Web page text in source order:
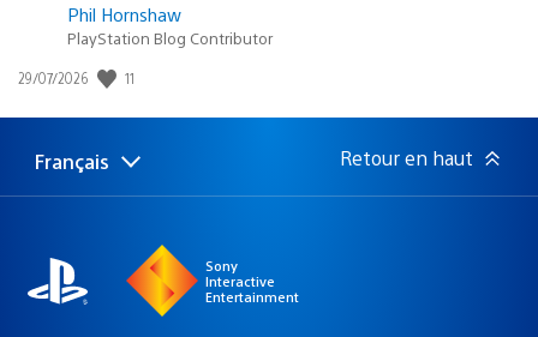
Phil Hornshaw
PlayStation Blog Contributor
Date
publication
29/07/2026 11
Choisir
une
Région
actuelle
Français Retour en haut
Sony
Interactive
Entertainment